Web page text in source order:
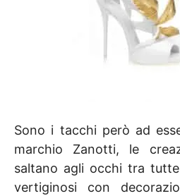
Sono i tacchi però ad
marchio Zanotti, le
saltano agli occhi tra
vertiginosi con